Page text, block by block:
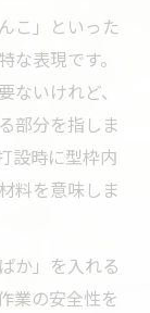
こ」といった
表現です。
ないけれど、
部分を指しま
設時に型枠内
料を意味しま
か」を入れる
業の安全性を